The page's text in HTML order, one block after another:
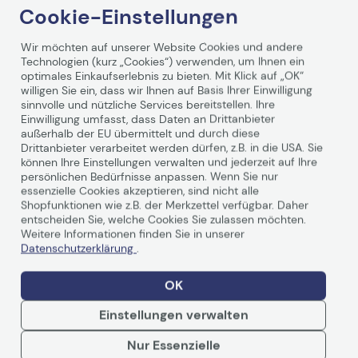
Design legen. Dieses Langarmheftgerät überzeugt durch
seine vielseitigen Einsatzmöglichkeiten und ist sowohl
für den privaten als auch für den professionellen
Gebrauch geeignet. Mit einem Fassungsvermögen von
bis zu 100 Heftklammern der Größe 24/6 oder 150
Klammern der Größe 26/6 bietet es ausreichend Platz
für umfangreiche Dokumente und Unterlagen. Dank der
maximalen Heftkapazität von 25 Blatt können Sie
mühelos mehrere Seiten zusammenheften, ohne sich um
die Stabilität der Heftung sorgen zu müssen. Das
Heftgerät ermöglicht sowohl eine geschlossene als auch
eine offene Heftung, was Ihnen zusätzliche Flexibilität bei
der Verwendung bietet. Die Oberlademechanik sorgt
dafür, dass das Nachladen der Klammern einfach und
schnell vonstattengeht, sodass Sie jederzeit effizient
arbeiten können. Das Gehäuse des novus Heftgeräts B 15
Langlebigkeit, sondern auch für eine ansprechende
Optik sorgt. Die Kombination aus hellgrauer und
schwarzer Farbe verleiht dem Heftgerät ein modernes
und zeitloses Erscheinungsbild, das sich nahtlos in jedes
Büro- oder Arbeitsumfeld einfügt. Mit der Wahl des
Weiterlesen
Technische Daten
Hersteller novus
Tiefe
Überschriftenvorlage Heftgerät
6,50 cm
Cookie-Einstellungen
Wir möchten auf unserer Website Cookies und andere
Technologien (kurz „Cookies“) verwenden, um Ihnen ein
optimales Einkaufserlebnis zu bieten. Mit Klick auf „OK“
willigen Sie ein, dass wir Ihnen auf Basis Ihrer Einwilligung
sinnvolle und nützliche Services bereitstellen. Ihre
Einwilligung umfasst, dass Daten an Drittanbieter
außerhalb der EU übermittelt und durch diese
Drittanbieter verarbeitet werden dürfen, z.B. in die USA. Sie
können Ihre Einstellungen verwalten und jederzeit auf Ihre
persönlichen Bedürfnisse anpassen. Wenn Sie nur
essenzielle Cookies akzeptieren, sind nicht alle
Shopfunktionen wie z.B. der Merkzettel verfügbar. Daher
entscheiden Sie, welche Cookies Sie zulassen möchten.
Weitere Informationen finden Sie in unserer
Datenschutzerklärung .
OK
Einstellungen verwalten
Nur Essenzielle